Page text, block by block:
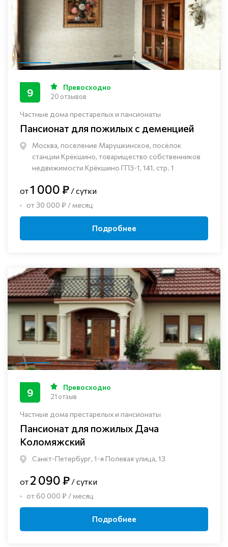
Частные дома престарелых и пансионаты
Пансионат для пожилых с деменцией
Москва, поселение Марушкинское, посёлок
станции Крёкшино, товарищество собственников
недвижимости Крёкшино ГПЗ-1, 141, стр. 1
9 Превосходно
20 отзывов
от1 000 ₽ / сутки
от 30 000 ₽ / месяц
Подробнее
Частные дома престарелых и пансионаты
Пансионат для пожилых Дача
Коломяжский
Санкт-Петербург, 1-я Полевая улица, 13
9 Превосходно
21 отзыв
от 2 090 ₽ / сутки
от 60 000 ₽ / месяц
Подробнее